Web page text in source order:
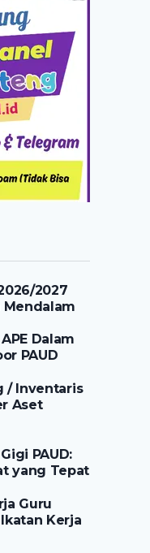
2027
Mendalam
Dalam
PAUD
/ Inventaris
Aset
PAUD:
yang Tepat
Guru
Kerja